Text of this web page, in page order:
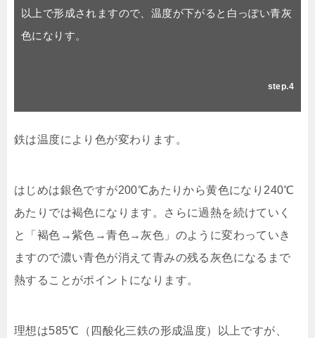
以上で形成されますので、温度が下がると白っぽい青灰
色になりす。
step.4
鉄は温度により色が変わります。
はじめは銀色ですが200℃あたりから黄色になり240℃
あたりでは褐色になります。さらに過熱を続けていく
と「褐色→紫色→青色→灰色」のように変わっていき
ますので濃い青色が消えて青みの残る灰色になるまで
熱することがポイントになります。
理想は585℃（四酸化三鉄の形成温度）以上ですが、